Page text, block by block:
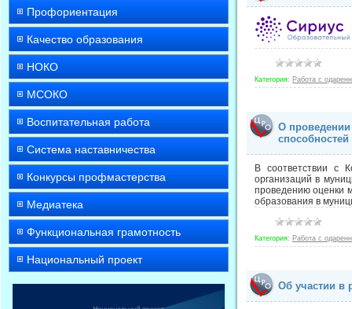
Профориентация
Качество образования
НОКО
МСОКО
Воспитательная работа
Система наставничества
Конкурсы профмастерства
Медиатека
Функциональная грамотность
Национальный проект
Категория: Работа с
О
В соответствии с
организаций в
проведению оценки
образования в
Категория: Работа с
Об участии в